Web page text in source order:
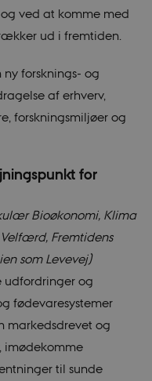
ved at komme med
ud i fremtiden.
ny forsknings- og
af erhverv,
forskningsmiljøer og
for
Bioøkonomi, Klima
Fremtidens
som Levevej)
udfordringer og
fødevaresystemer
markedsdrevet og
imødekomme
til sunde